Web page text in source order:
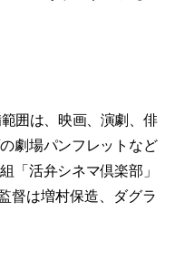
囲は、映画、演劇、俳
劇場パンフレットなど
「活弁シネマ倶楽部」
督は増村保造、ダグラ